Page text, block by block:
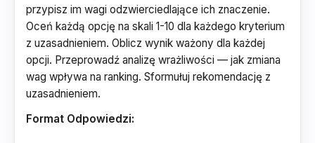
przypisz im wagi odzwierciedlające ich znaczenie.
Oceń każdą opcję na skali 1-10 dla każdego kryterium
z uzasadnieniem. Oblicz wynik ważony dla każdej
opcji. Przeprowadź analizę wrażliwości — jak zmiana
wag wpływa na ranking. Sformułuj rekomendację z
uzasadnieniem.
Format Odpowiedzi: